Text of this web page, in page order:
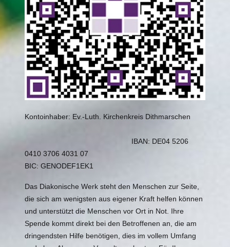
Kontoinhaber: Ev.-Luth. Kirchenkreis Dithmarschen
IBAN: DE04 5206
0410 3706 4031 07
BIC: GENODEF1EK1
Das Diakonische Werk steht den Menschen zur Seite,
die sich am wenigsten aus eigener Kraft helfen können
und unterstützt die Menschen vor Ort in Not. Ihre
Spende kommt direkt bei den Betroffenen an, die am
dringendsten Hilfe benötigen, dies im vollem Umfang